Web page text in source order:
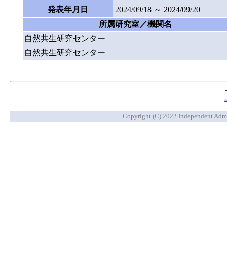
発表年月日
2024/09/18 ～ 2024/09/20
所属研究室／機関名
自然共生研究センター
自然共生研究センター
Copyright (C) 2022 Independent